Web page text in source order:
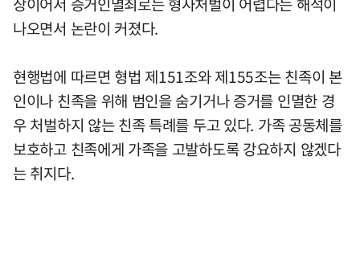
나오면서 논란이 커졌다.
현행법에 따르면 형법 제151조와 제155조는 친족이 본
인이나 친족을 위해 범인을 숨기거나 증거를 인멸한 경
우 처벌하지 않는 친족 특례를 두고 있다. 가족 공동체를
보호하고 친족에게 가족을 고발하도록 강요하지 않겠다
는 취지다.